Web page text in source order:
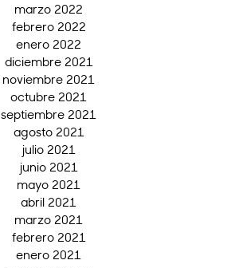
marzo 2022
febrero 2022
enero 2022
diciembre 2021
noviembre 2021
octubre 2021
septiembre 2021
agosto 2021
julio 2021
junio 2021
mayo 2021
abril 2021
marzo 2021
febrero 2021
enero 2021